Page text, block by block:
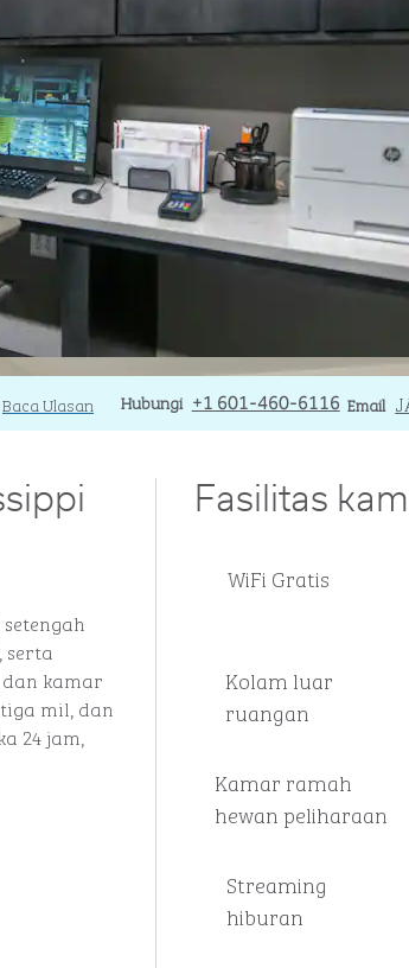
Baca Ulasan Hubungi
Panggilan+1 601-460-6116 Email
Email
serta
kamar
mil, dan
24 jam,
Fasilitas
WiFi Gratis
Kolam luar
ruangan
Kamar ramah
hewan peliharaan
Streaming
hiburan